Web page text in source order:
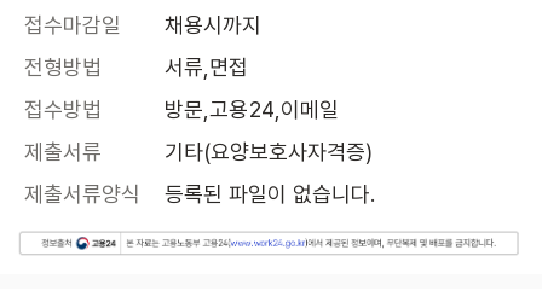
접수마감일
채용시까지
전형방법
서류,면접
접수방법
방문,고용24,이메일
제출서류
기타(요양보호사자격증)
제출서류양식
등록된 파일이 없습니다.